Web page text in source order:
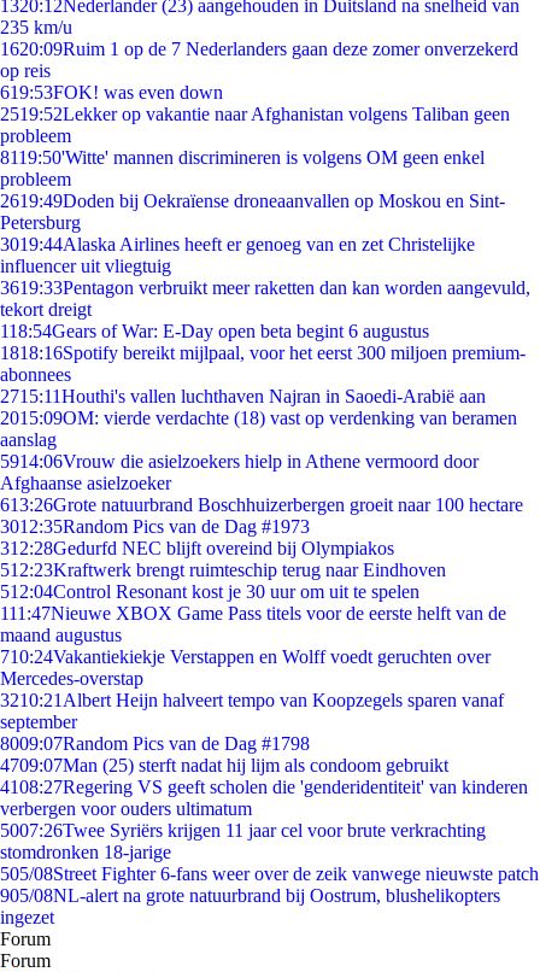
1320:12Nederlander (23) aangehouden in Duitsland na snelheid van
235 km/u
1620:09Ruim 1 op de 7 Nederlanders gaan deze zomer onverzekerd
op reis
619:53FOK! was even down
2519:52Lekker op vakantie naar Afghanistan volgens Taliban geen
probleem
8119:50'Witte' mannen discrimineren is volgens OM geen enkel
probleem
2619:49Doden bij Oekraïense droneaanvallen op Moskou en Sint-
Petersburg
3019:44Alaska Airlines heeft er genoeg van en zet Christelijke
influencer uit vliegtuig
3619:33Pentagon verbruikt meer raketten dan kan worden aangevuld,
tekort dreigt
118:54Gears of War: E-Day open beta begint 6 augustus
1818:16Spotify bereikt mijlpaal, voor het eerst 300 miljoen premium-
abonnees
2715:11Houthi's vallen luchthaven Najran in Saoedi-Arabië aan
2015:09OM: vierde verdachte (18) vast op verdenking van beramen
aanslag
5914:06Vrouw die asielzoekers hielp in Athene vermoord door
Afghaanse asielzoeker
613:26Grote natuurbrand Boschhuizerbergen groeit naar 100 hectare
3012:35Random Pics van de Dag #1973
312:28Gedurfd NEC blijft overeind bij Olympiakos
512:23Kraftwerk brengt ruimteschip terug naar Eindhoven
512:04Control Resonant kost je 30 uur om uit te spelen
111:47Nieuwe XBOX Game Pass titels voor de eerste helft van de
maand augustus
710:24Vakantiekiekje Verstappen en Wolff voedt geruchten over
Mercedes-overstap
3210:21 Albert Heijn halveert tempo van Koopzegels sparen vanaf
september
8009:07Random Pics van de Dag #1798
4709:07Man (25) sterft nadat hij lijm als condoom gebruikt
4108:27Regering VS geeft scholen die 'genderidentiteit' van kinderen
verbergen voor ouders ultimatum
5007:26Twee Syriërs krijgen 11 jaar cel voor brute verkrachting
stomdronken 18-jarige
505/08Street Fighter 6-fans weer over de zeik vanwege nieuwste patch
905/08NL-alert na grote natuurbrand bij Oostrum, blushelikopters
ingezet
Forum
Forum